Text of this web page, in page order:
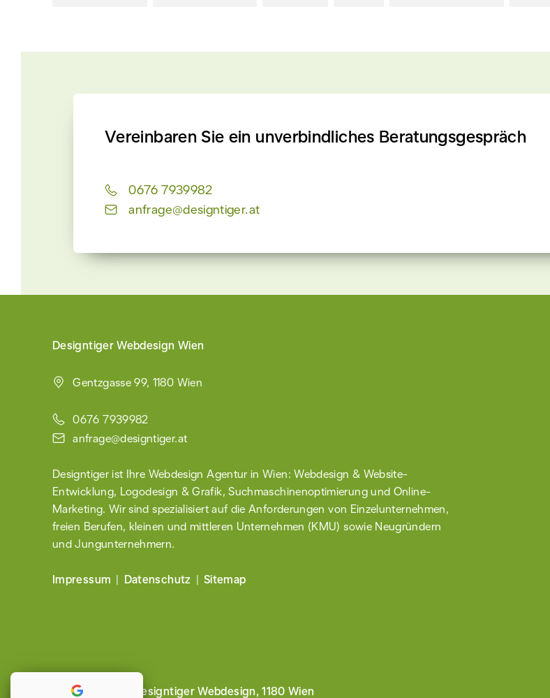
Vereinbaren Sie ein unverbindliches Beratungsgespräch
0676 7939982
anfrage@designtiger.at
Designtiger Webdesign Wien
Gentzgasse 99, 1180 Wien
0676 7939982
anfrage@designtiger.at
Designtiger ist Ihre Webdesign Agentur in Wien:Webdesign & Website-
Entwicklung, Logodesign & Grafik, Such­maschinen­optimierung und Online-
Marketing. Wir sind spezialisiert auf die Anforderungen von Einzel­unternehmen,
freien Berufen, kleinen und mittleren Unternehmen (KMU) sowie Neugründern
und Jungunter­nehmern.
Impressum Datenschutz Sitemap
© 2009 - 2026 Designtiger Webdesign, 1180 Wien